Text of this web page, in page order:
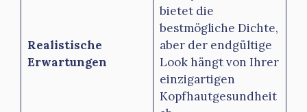
Realistische
Erwartungen
bietet die
bestmögliche Dichte,
aber der endgültige
Look hängt von Ihrer
einzigartigen
Kopfhautgesundheit